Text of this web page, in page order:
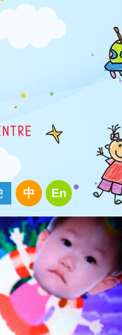
中心概覽
格
中 En